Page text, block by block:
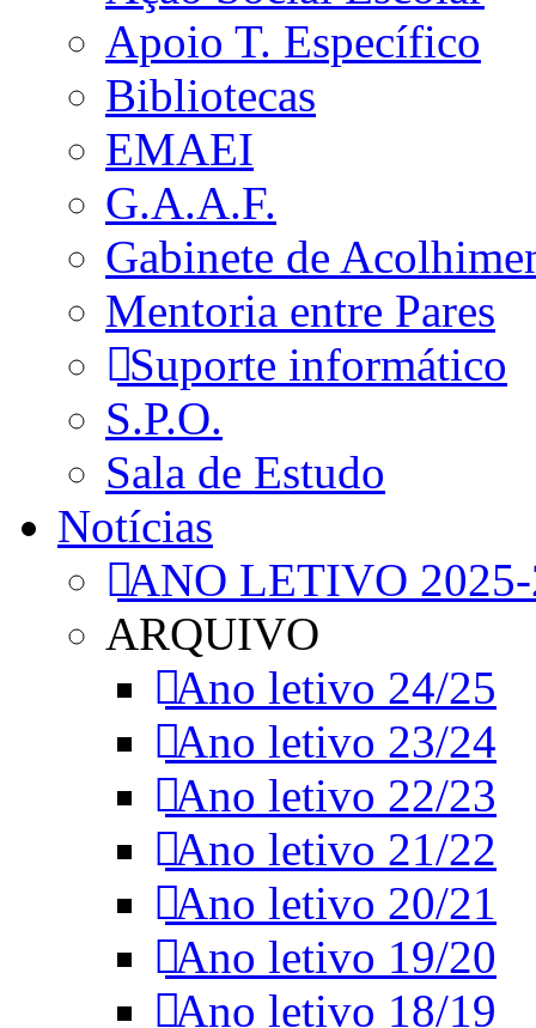
Apoio T. Específico
Bibliotecas
EMAEI
G.A.A.F.
Gabinete de
Mentoria entre Pares
Suporte informático
S.P.O.
Sala de Estudo
Notícias
ANO LETIVO
ARQUIVO
Ano letivo 24/25
Ano letivo 23/24
Ano letivo 22/23
Ano letivo 21/22
Ano letivo 20/21
Ano letivo 19/20
Ano letivo 18/19